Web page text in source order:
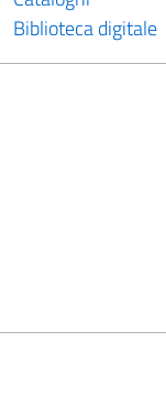
Biblioteca digitale